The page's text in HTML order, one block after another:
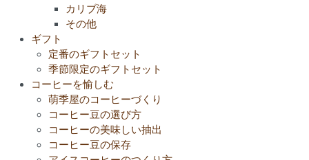
カリブ海
その他
ギフト
定番のギフトセット
季節限定のギフトセット
コーヒーを愉しむ
萌季屋のコーヒーづくり
コーヒー豆の選び方
コーヒーの美味しい抽出
コーヒー豆の保存